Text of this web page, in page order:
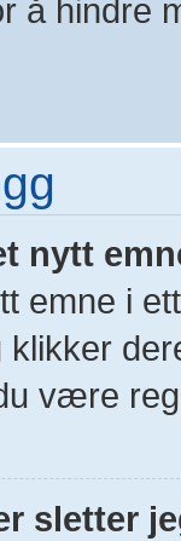
å hindre
nytt
emne i
være
sletter